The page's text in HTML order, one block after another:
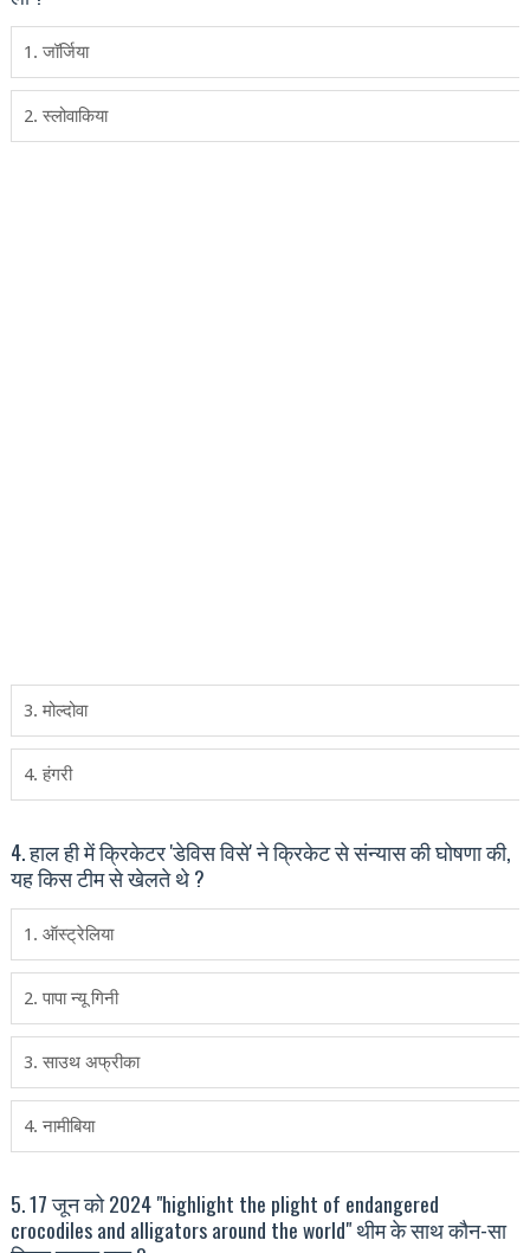
1. जॉर्जिया
2. स्‍लोवाकिया
3. मोल्‍दोवा
4. हंगरी
4. हाल ही में क्रिकेटर 'डेविस विसे' ने क्रिकेट से संन्‍यास की घोषणा की,
यह किस टीम से खेलते थे ?
1. ऑस्‍ट्रेलिया
2. पापा न्‍यू गिनी
3. साउथ अफ्रीका
4. नामीबिया
5. 17 जून को 2024 "highlight the plight of endangered
crocodiles and alligators around the world" थीम के साथ कौन-सा